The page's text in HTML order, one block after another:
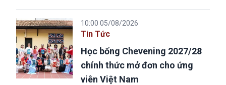
10:00 05/08/2026
Tin Tức
Học bổng Chevening 2027/28
chính thức mở đơn cho ứng
viên Việt Nam